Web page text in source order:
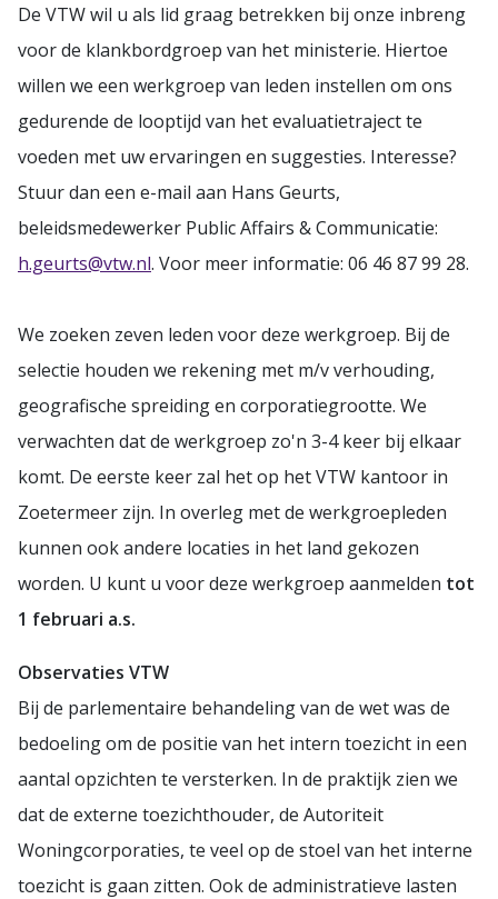
De VTW wil u als lid graag betrekken bij onze inbreng
voor de klankbordgroep van het ministerie. Hiertoe
willen we een werkgroep van leden instellen om ons
gedurende de looptijd van het evaluatietraject te
voeden met uw ervaringen en suggesties. Interesse?
Stuur dan een e-mail aan Hans Geurts,
beleidsmedewerker Public Affairs & Communicatie:
h.geurts@vtw.nl. Voor meer informatie: 06 46 87 99 28.
We zoeken zeven leden voor deze werkgroep. Bij de
selectie houden we rekening met m/v verhouding,
geografische spreiding en corporatiegrootte. We
verwachten dat de werkgroep zo'n 3-4 keer bij elkaar
komt. De eerste keer zal het op het VTW kantoor in
Zoetermeer zijn. In overleg met de werkgroepleden
kunnen ook andere locaties in het land gekozen
worden. U kunt u voor deze werkgroep aanmelden tot
1 februari a.s.
Observaties VTW
Bij de parlementaire behandeling van de wet was de
bedoeling om de positie van het intern toezicht in een
aantal opzichten te versterken. In de praktijk zien we
dat de externe toezichthouder, de Autoriteit
Woningcorporaties, te veel op de stoel van het interne
toezicht is gaan zitten. Ook de administratieve lasten